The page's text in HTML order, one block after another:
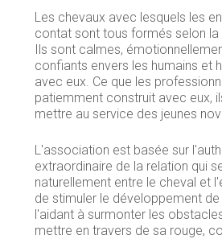
Les chevaux avec lesquels les
contat sont tous formés selon la
Ils sont calmes,
confiants envers les humains et
avec eux. Ce que les
patiemment construit avec eux,
mettre au service des jeunes
L'association est basée sur
extraordinaire de la relation qui
naturellement entre le cheval et
de stimuler le développement
l'aidant à surmonter les
mettre en travers de sa rouge,